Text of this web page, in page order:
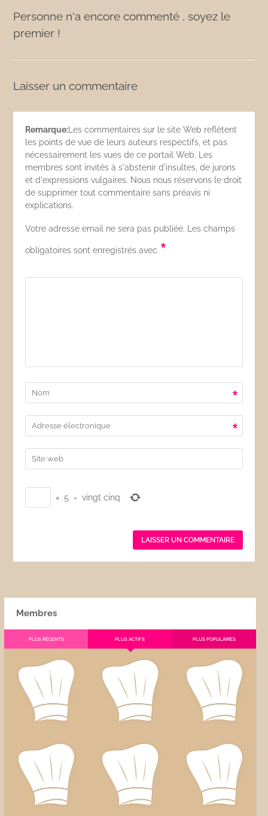
Personne n'a encore commenté , soyez le
premier !
Laisser un commentaire
Remarque: Les commentaires sur le site Web reflètent
les points de vue de leurs auteurs respectifs, et pas
nécessairement les vues de ce portail Web. Les
membres sont invités à s'abstenir d'insultes, de jurons
et d'expressions vulgaires. Nous nous réservons le droit
de supprimer tout commentaire sans préavis ni
explications.
Votre adresse email ne sera pas publiée. Les champs
obligatoires sont enregistrés avec *
*
*
× 5 = vingt cinq
Membres
PLUS RÉCENTS PLUS ACTIFS PLUS POPULAIRES